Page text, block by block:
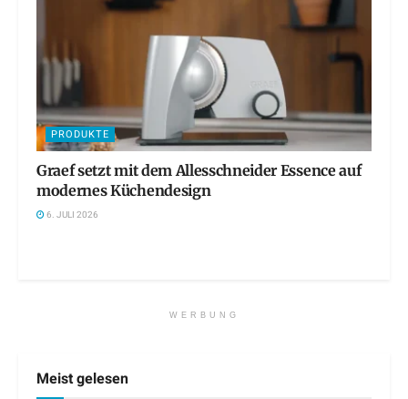
PRODUKTE
Graef setzt mit dem Allesschneider Essence auf
modernes Küchendesign
6. JULI 2026
WERBUNG
Meist gelesen